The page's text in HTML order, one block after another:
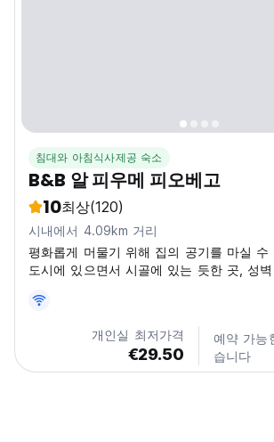
침대와 아침식사제공 숙소
B&B 알 피우메 피오베고
10최상(120)
시내에서 4.09km 거리
평화롭게 머물기 위해 집의 공기를 마실 수
도시에 있으면서 시골에 있는 듯한 곳, 성
수 있는 곳. 아침 식사로 편안한 음악이 흐
공식적인 분위기입니다. 우리 시대의 혼란
나 마음 가까이에서 기분 좋은 즐거움을 재
성한 초목으로 둘러싸인 조용한 주거 지역
는 멋진 단독 주택입니다. 파도바는 고대
개인실 최저가격
€29.50
예약 가능
습니다